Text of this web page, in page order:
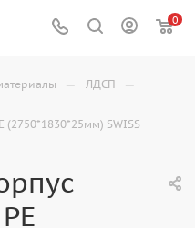
0
— ЛДСП —
(2750*1830*25мм) SWISS